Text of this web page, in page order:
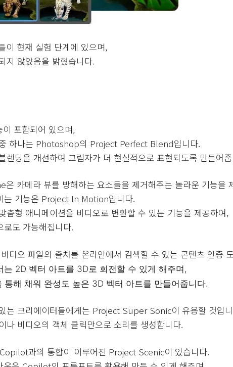
이 현재 실험 단계에 있으며,
지 않았음을 밝혔습니다.
포함되어 있으며,
하나는 Photoshop의 Project Perfect Blend입니다.
렌딩을 개선하여 그림자가 더 현실적으로 표현되도록 만들어
카메라 뷰를 방해하는 요소들을 제거해주는 놀라운 기능을
는 기능은 Project In Motion입니다.
춤형 애니메이션을 비디오로 변환할 수 있는 기능을 제공하여,
로도 가능해집니다.
디오 파일의 출처를 온라인에서 검색할 수 있는 콘텐츠 인증
2D 벡터 아트를 3D로 회전할 수 있게 해주며,
통해 채워 완성도 높은 3D 벡터 아트를 만들어줍니다.
는 크리에이터들에게는 Project Super Sonic이 유용할 것입
나 비디오의 객체 클릭만으로 소리를 생성합니다.
과의 통합이 이루어진 Project Scenic이 있습니다.